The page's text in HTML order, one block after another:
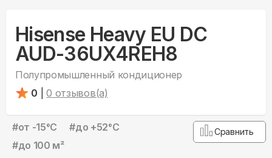
Hisense Heavy EU DC
AUD-36UX4REH8
Полупромышленный кондиционер
0
0 отзывов(а)
#от -15°С #до +52°С
#до 100 м²
Сравнить